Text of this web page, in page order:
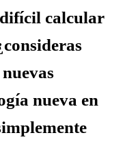
calcular
nueva en